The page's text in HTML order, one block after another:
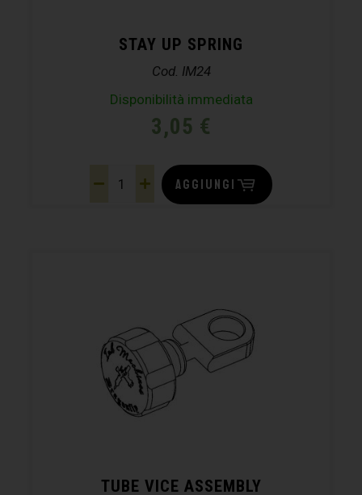
STAY UP SPRING
Cod. IM24
Disponibilità immediata
3,05 €
AGGIUNGI
TUBE VICE ASSEMBLY